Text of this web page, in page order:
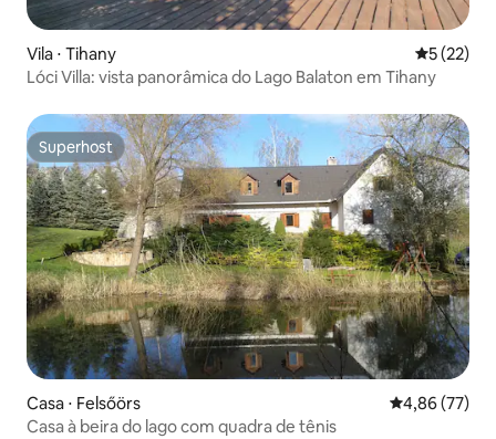
Vila ⋅ Tihany 5 de uma
5 (22)
Lóci Villa: vista panorâmica do Lago Balaton em Tihany
Superhost
Superhost
Casa ⋅ Felsőörs 4,86 de uma
4,86 (77)
Casa à beira do lago com quadra de tênis